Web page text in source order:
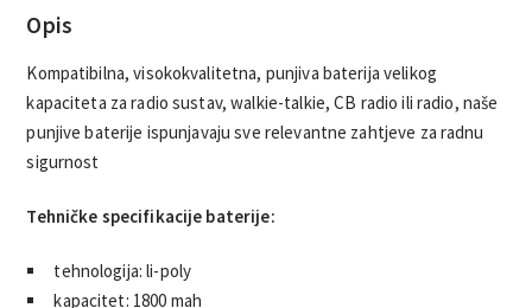
Opis
Kompatibilna, visokokvalitetna, punjiva baterija velikog
kapaciteta za radio sustav, walkie-talkie, CB radio ili radio, naše
punjive baterije ispunjavaju sve relevantne zahtjeve za radnu
sigurnost
Tehničke specifikacije baterije:
tehnologija: li-poly
kapacitet: 1800 mah